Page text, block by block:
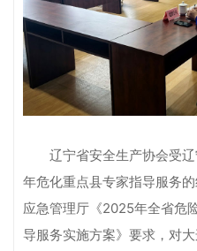
辽宁省安全生产协会受
年危化重点县专家指导服务
应急管理厅《2025年全省危
导服务实施方案》要求，对